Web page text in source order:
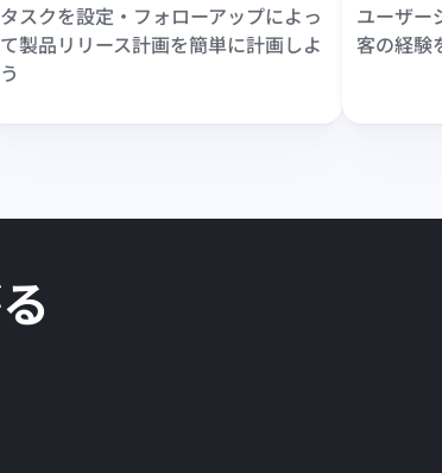
タスクを設定・フォローアップによっ
て製品リリース計画を簡単に計画しよ
う
ユーザー
客の経験